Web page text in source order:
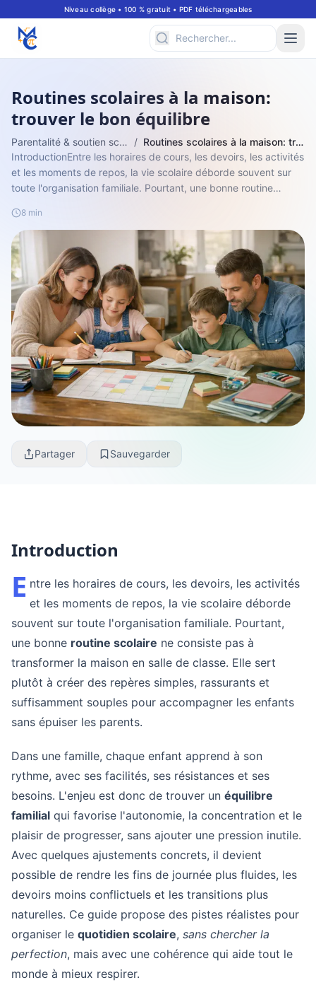
Niveau collège • 100 % gratuit • PDF téléchargeables
Routines scolaires à la maison:
trouver le bon équilibre
Parentalité & soutien scolaire /
Routines scolaires à la maison: trouver le bon équilibre
IntroductionEntre les horaires de cours, les devoirs, les activités
et les moments de repos, la vie scolaire déborde souvent sur
toute l'organisation familiale. Pourtant, une bonne routine
8 min
Partager Sauvegarder
Introduction
E ntre les horaires de cours, les devoirs, les activités
et les moments de repos, la vie scolaire déborde
souvent sur toute l'organisation familiale. Pourtant,
une bonne routine scolaire ne consiste pas à
transformer la maison en salle de classe. Elle sert
plutôt à créer des repères simples, rassurants et
suffisamment souples pour accompagner les enfants
sans épuiser les parents.
Dans une famille, chaque enfant apprend à son
rythme, avec ses facilités, ses résistances et ses
besoins. L'enjeu est donc de trouver un équilibre
familial qui favorise l'autonomie, la concentration et le
plaisir de progresser, sans ajouter une pression inutile.
Avec quelques ajustements concrets, il devient
possible de rendre les fins de journée plus fluides, les
devoirs moins conflictuels et les transitions plus
naturelles. Ce guide propose des pistes réalistes pour
organiser le quotidien scolaire, sans chercher la
perfection, mais avec une cohérence qui aide tout le
monde à mieux respirer.